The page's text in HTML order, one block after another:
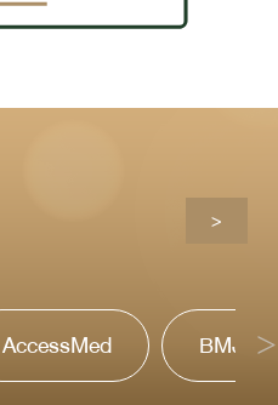
>
AccessMed BMJ